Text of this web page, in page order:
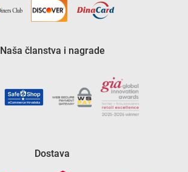
Naša članstva i nagrade
Dostava